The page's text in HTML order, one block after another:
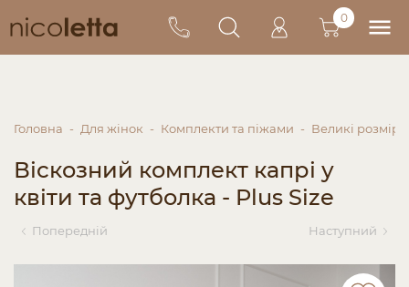
0
Головна Для жінок Комплекти та піжами Великі розміри
Віскозний комплект капрі у
квіти та футболка - Plus Size
Попередній Наступний